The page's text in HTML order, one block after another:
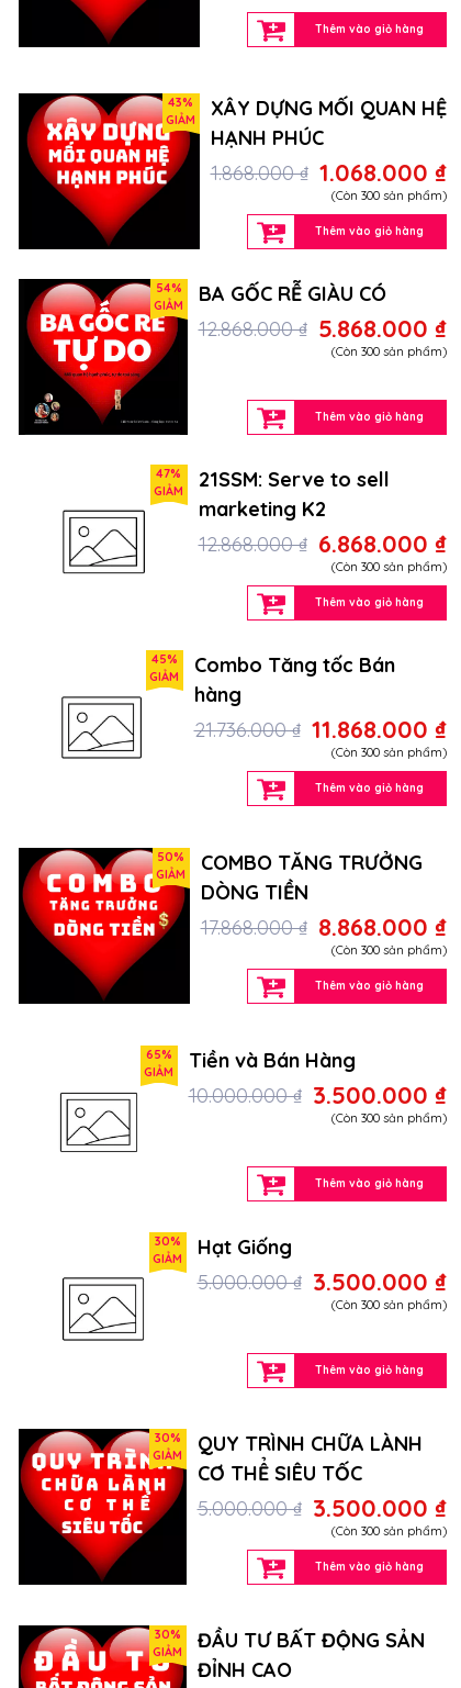
Thêm vào giỏ hàng
43%
GIẢM
XÂY DỰNG MỐI QUAN HỆ
HẠNH PHÚC
1.868.000 ₫ 1.068.000 ₫
(Còn 300 sản phẩm)
Thêm vào giỏ hàng
54%
GIẢM
BA GỐC RỄ GIÀU CÓ
12.868.000 ₫ 5.868.000 ₫
(Còn 300 sản phẩm)
Thêm vào giỏ hàng
47%
GIẢM
21SSM: Serve to sell
marketing K2
12.868.000 ₫ 6.868.000 ₫
(Còn 300 sản phẩm)
Thêm vào giỏ hàng
45%
GIẢM
Combo Tăng tốc Bán
hàng
21.736.000 ₫ 11.868.000 ₫
(Còn 300 sản phẩm)
Thêm vào giỏ hàng
50%
GIẢM
COMBO TĂNG TRƯỞNG
DÒNG TIỀN
17.868.000 ₫ 8.868.000 ₫
(Còn 300 sản phẩm)
Thêm vào giỏ hàng
65%
GIẢM
Tiền và Bán Hàng
10.000.000 ₫ 3.500.000 ₫
(Còn 300 sản phẩm)
Thêm vào giỏ hàng
30%
GIẢM
Hạt Giống
5.000.000 ₫ 3.500.000 ₫
(Còn 300 sản phẩm)
Thêm vào giỏ hàng
30%
GIẢM
QUY TRÌNH CHỮA LÀNH
CƠ THỂ SIÊU TỐC
5.000.000 ₫ 3.500.000 ₫
(Còn 300 sản phẩm)
Thêm vào giỏ hàng
30%
GIẢM
ĐẦU TƯ BẤT ĐỘNG SẢN
ĐỈNH CAO